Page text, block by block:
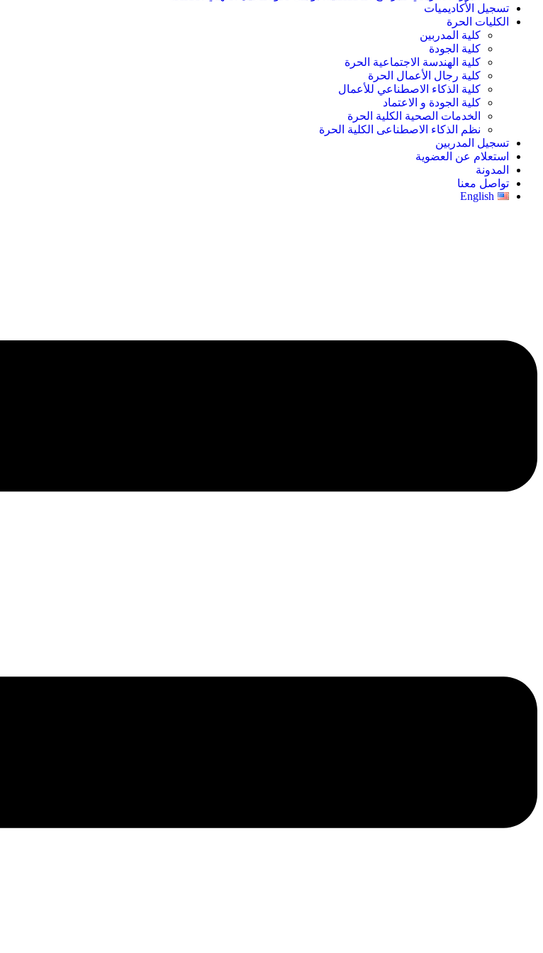
تسجيل الأكاديميات
الكليات الحرة
كلية المدربين
كلية الجودة
كلية الهندسة الاجتماعية الحرة
كلية رجال الأعمال الحرة
كلية الذكاء الاصطناعي للأعمال
كلية الجودة و الاعتماد
الخدمات الصحية الكلية الحرة
نظم الذكاء الاصطناعى الكلية الحرة
تسجيل المدربين
استعلام عن العضوية
المدونة
تواصل معنا
English